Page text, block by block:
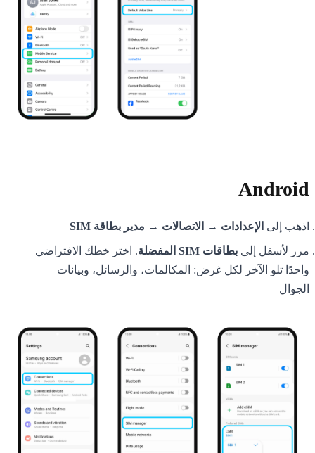
Android
اذهب إلى الإعدادات → الاتصالات → مدير بطاقة SIM
مرر لأسفل إلى بطاقات SIM المفضلة
. اختر خطك الافتراضي
واحدًا تلو الآخر لكل غرض: المكالمات، والرسائل، وبيانات
الجوال